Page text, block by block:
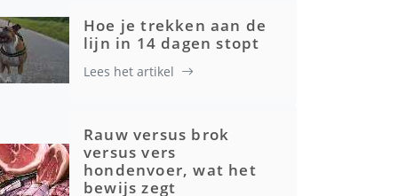
Hoe je trekken aan de
lijn in 14 dagen stopt
Lees het artikel
Rauw versus brok
versus vers
hondenvoer, wat het
bewijs zegt